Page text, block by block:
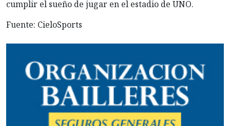
cumplir el sueño de jugar en el estadio de UNO.
Fuente: CieloSports